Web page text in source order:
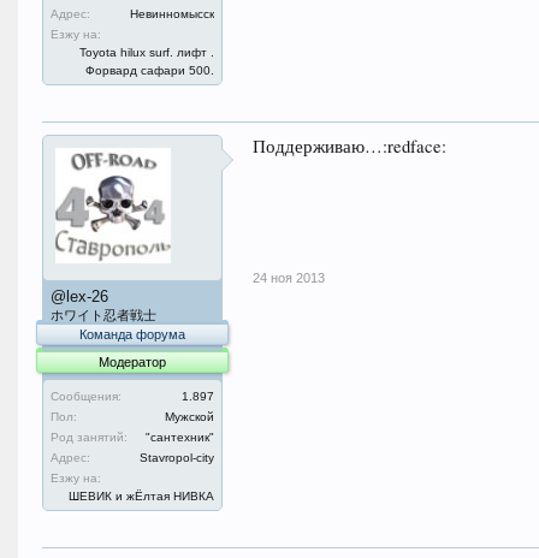
Адрес:
Невинномысск
Езжу на:
Toyota hilux surf. лифт .
Форвард сафари 500.
@lex-26
ホワイト忍者戦士
Команда форума
Модератор
Сообщения:
1.897
Пол:
Мужской
Род занятий:
"сантехник"
Адрес:
Stavropol-city
Езжу на:
ШЕВИК и жЁлтая НИВКА
Поддерживаю…:redface:
24 ноя 2013